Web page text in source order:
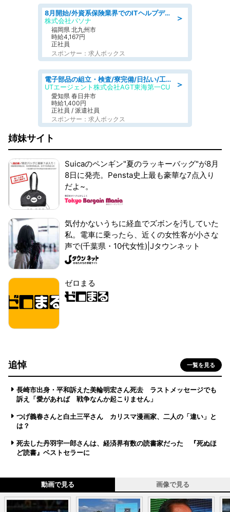
＞
8月開始/外資系保険業界でのITヘルプデスク業務/駅近/即日勤務可/ヘルプデスク
株式会社パソナ
福岡県 北九州市
時給4,167円
正社員
スポンサー：求人ボックス
＞
電子部品の組立・検査/寮完備/日払い/工場・製造
UTエージェント株式会社AGT東海第一CU
愛知県 春日井市
時給1,400円
正社員 / 派遣社員
スポンサー：求人ボックス
姉妹サイト
Suicaのペンギン"夏のラッキーバッグ"が8月
8日に発売。Pensta史上最も豪華な7点入り
だよ~。
気付かないうちに経血でズボンを汚していた
私。電車に乗ったら、近くの女性客が小さな
声で(千葉県・10代女性)|Jタウンネット
ゼロまる
追悼 一覧を見る
長崎市出身・平和訴えた美輪明宏さん死去 ラストメッセージでも
訴え「愛があれば 戦争なんか起こりません」
つげ義春さんと白土三平さん カリスマ漫画家、二人の「違い」と
は？
死去した丹羽宇一郎さんは、経済界有数の読書家だった 『死ぬほ
ど読書』ベストセラーに
動画で見る 画像で見る